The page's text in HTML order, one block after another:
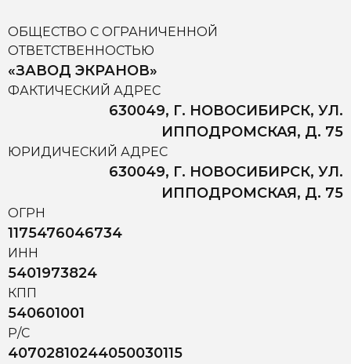
ОБЩЕСТВО С ОГРАНИЧЕННОЙ
ОТВЕТСТВЕННОСТЬЮ
«ЗАВОД ЭКРАНОВ»
ФАКТИЧЕСКИЙ АДРЕС
630049, Г. НОВОСИБИРСК, УЛ.
ИППОДРОМСКАЯ, Д. 75
ЮРИДИЧЕСКИЙ АДРЕС
630049, Г. НОВОСИБИРСК, УЛ.
ИППОДРОМСКАЯ, Д. 75
ОГРН
1175476046734
ИНН
5401973824
КПП
540601001
Р/С
40702810244050030115